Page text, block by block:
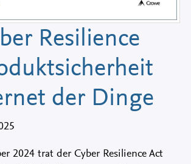
Resilience
der Dinge
2024 trat der Cyber Resilience Act